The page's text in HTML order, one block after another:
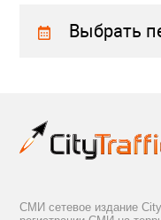
Выбрать
СМИ сетевое издание